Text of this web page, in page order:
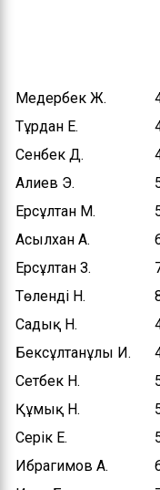
Медербек Ж.
Тұрдан Е.
Сенбек Д.
Алиев Э.
Ерсұлтан М.
Асылхан А.
Ерсұлтан З.
Төленді Н.
Садық Н.
Бексұлтанұлы И.
Сетбек Н.
Құмық Н.
Серік Е.
Ибрагимов А.